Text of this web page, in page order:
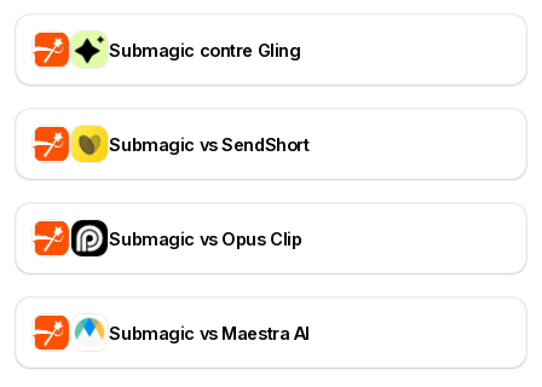
Submagic contre Gling
Submagic vs SendShort
Submagic vs Opus Clip
Submagic vs Maestra AI